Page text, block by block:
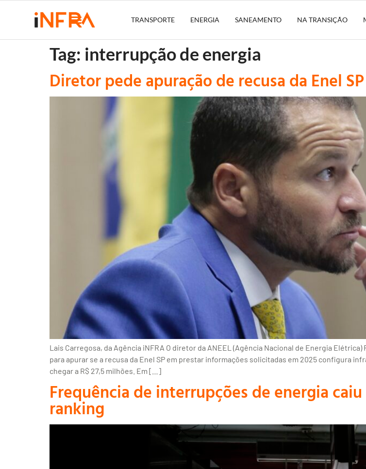
TRANSPORTE ENERGIA SANEAMENTO NA TRANSIÇÃO
Tag: interrupção de energia
Diretor pede apuração de recusa da Enel
Lais Carregosa, da Agência iNFRA O diretor da ANEEL (Agência Nacional de Energia
para apurar se a recusa da Enel SP em prestar informações solicitadas em 2025 configura
chegar a R$ 27,5 milhões. Em […]
Frequência de interrupções de energia caiu
ranking